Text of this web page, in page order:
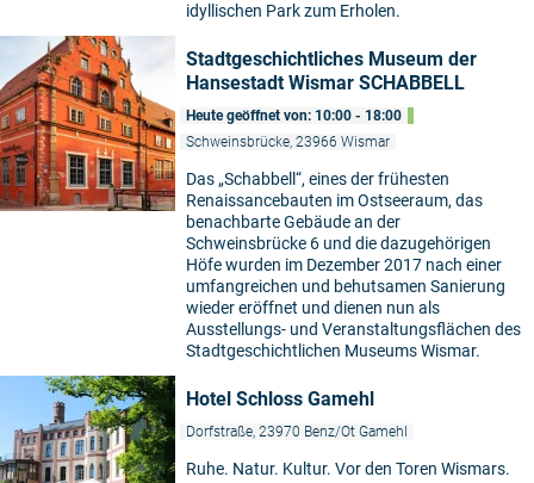
idyllischen Park zum Erholen.
Stadtgeschichtliches Museum der
Hansestadt Wismar SCHABBELL
Heute geöffnet von: 10:00 - 18:00
Schweinsbrücke, 23966 Wismar
Das „Schabbell“, eines der frühesten
Renaissancebauten im Ostseeraum, das
benachbarte Gebäude an der
Schweinsbrücke 6 und die dazugehörigen
Höfe wurden im Dezember 2017 nach einer
umfangreichen und behutsamen Sanierung
wieder eröffnet und dienen nun als
Ausstellungs- und Veranstaltungsflächen des
Stadtgeschichtlichen Museums Wismar.
Hotel Schloss Gamehl
Dorfstraße, 23970 Benz/Ot Gamehl
Ruhe. Natur. Kultur. Vor den Toren Wismars.